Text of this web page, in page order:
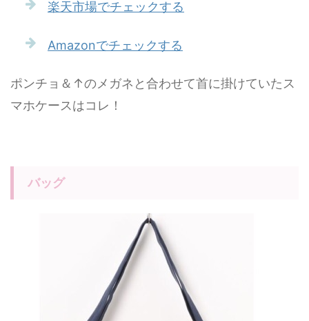
楽天市場でチェックする
Amazonでチェックする
ポンチョ＆↑のメガネと合わせて首に掛けていたス
マホケースはコレ！
バッグ